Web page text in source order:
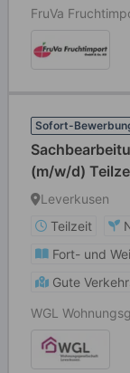
FruVa
Sofort-
(m/w/d)
Leverkusen
Teilzeit
Fort- und
Gute
WGL